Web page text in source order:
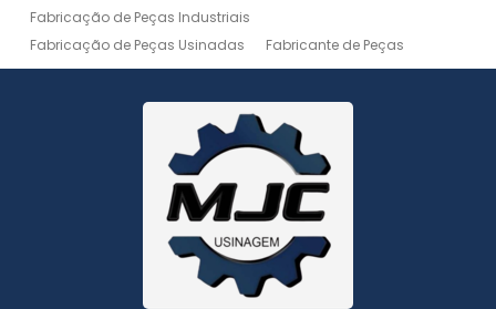
Fabricação de Peças Industriais
Fabricação de Peças Usinadas
Fabricante de Peças
Fabricante de Peças de Máquinas
Manutenção de Máquina
Peças Usinadas
Serviço de Soldagem
Serviço de Usinagem
Serviço de Usinagem Pesada
Serviços de Usinagem CNC
Serviços de Usinagem de Peças
Serviços de Usinagem Tornearia e Solda
Usinagem
Usinagem Aluminio
Usinagem de Alta Precisão
Usinagem de Alumínio